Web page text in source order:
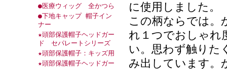
●医療ウィッグ 全かつら
●下地キャップ 帽子イン
ナー
★頭部保護帽子ヘッドガー
ド セパレートシリーズ
★頭部保護帽子：キッズ用
★頭部保護帽子ヘッドガー
に使用しました。
この柄ならでは。
れ１つでおしゃれ
い。思わず触りた
み出しています。